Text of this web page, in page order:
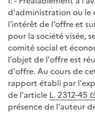
d'administration ou le
l'intérêt de l'offre et
pour la société visée,
comité social et
l'objet de l'offre est
d'offre. Au cours de
rapport établi par
de l'article L. 2312-45
présence de l'auteur